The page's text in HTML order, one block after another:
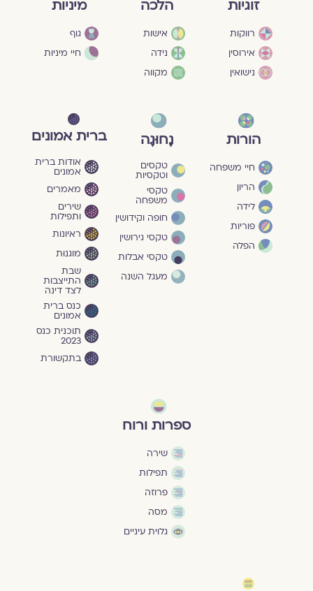
זוגיות
רווקות
אירוסין
נישואין
הלכה
אישות
נידה
מקווה
מיניות
גוף
חיי מיניות
הורות
חיי משפחה
הריון
לידה
פוריות
הפלה
נָחוּגָה
טקסים
וטקסיות
טקסי
משפחה
חופה וקידושין
טקסי גירושין
טקסי אבלות
מעגל השנה
ברית אמונים
אודות ברית
אמונים
מאמרים
שירים
ותפילות
ראיונות
מוגנוּת
שבת
התייצבות
לצד דינה
כנס ברית
אמונים
תוכנית כנס
2023
בתקשורת
ספרות ורוח
שירה
תפילות
פרוזה
מסה
גלוית עיניים